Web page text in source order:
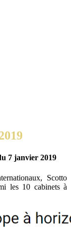
7 janvier 2019
Scotto
les 10 cabinets à